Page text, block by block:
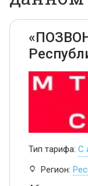
Тип тарифа: С
Регион: